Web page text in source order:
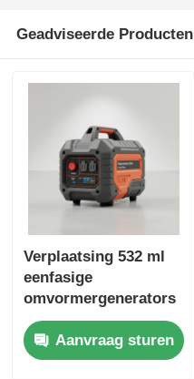
Geadviseerde Producten
Verplaatsing 532 ml
eenfasige
omvormergenerators
et met USB-oplader
DC5V1A energiebron
voor noodback-up
Aanvraag sturen